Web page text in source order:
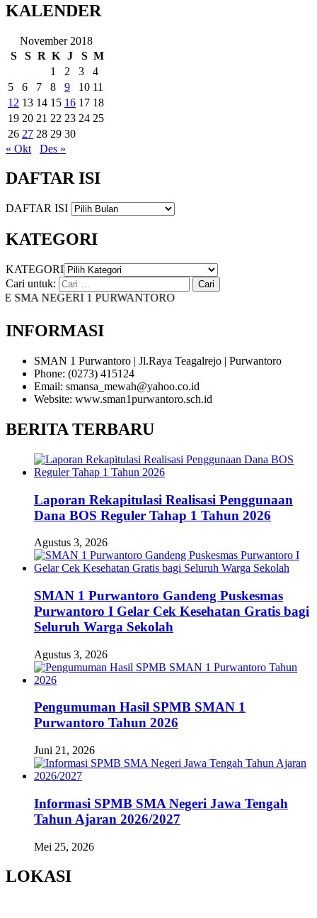
KALENDER
November 2018
S
S R K J S M
1
2 3
4
5
6 7 8 9 10 11
12 13 14 15 16 17 18
19 20 21 22 23 24 25
26 27 28 29 30
« Okt
Des »
DAFTAR ISI
DAFTAR ISI
KATEGORI
KATEGORI
Cari untuk:
NEGERI 1 PURWANTORO
INFORMASI
SMAN 1 Purwantoro | Jl.Raya Teagalrejo | Purwantoro
Phone: (0273) 415124
Email: smansa_mewah@yahoo.co.id
Website: www.sman1purwantoro.sch.id
BERITA TERBARU
Laporan Rekapitulasi Realisasi Penggunaan
Dana BOS Reguler Tahap 1 Tahun 2026
Agustus 3, 2026
SMAN 1 Purwantoro Gandeng Puskesmas
Purwantoro I Gelar Cek Kesehatan Gratis bagi
Seluruh Warga Sekolah
Agustus 3, 2026
Pengumuman Hasil SPMB SMAN 1
Purwantoro Tahun 2026
Juni 21, 2026
Informasi SPMB SMA Negeri Jawa Tengah
Tahun Ajaran 2026/2027
Mei 25, 2026
LOKASI